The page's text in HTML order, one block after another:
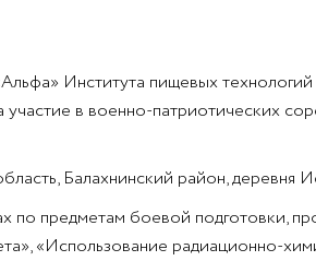
Института пищевых
в военно-патриотических
Балахнинский район, деревня
по предметам боевой подготовки,
«Использование радиационно-